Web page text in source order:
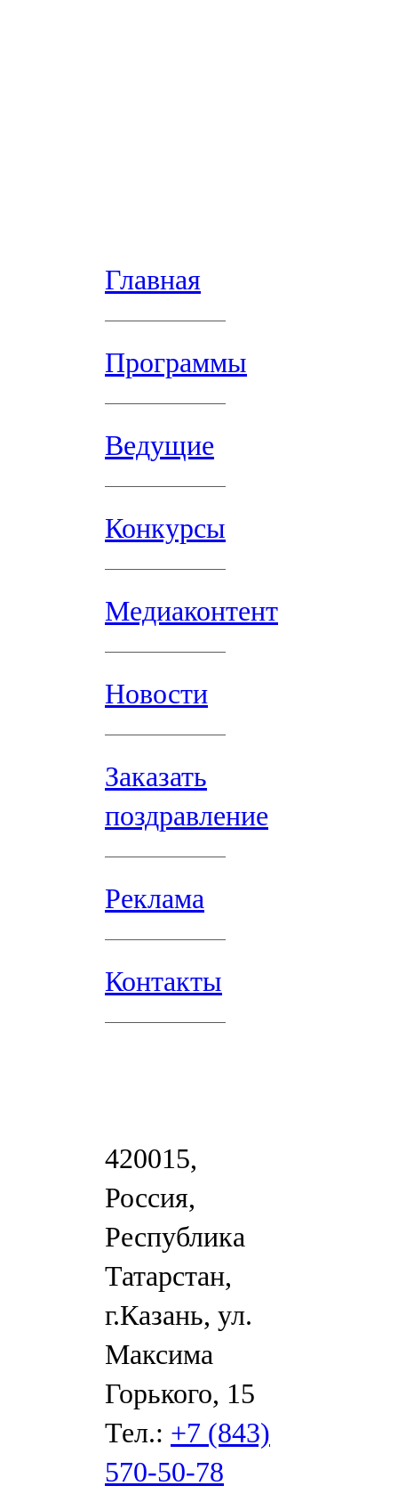
Главная
Программы
Ведущие
Конкурсы
Медиаконтент
Новости
Заказать
поздравление
Реклама
Контакты
420015,
Россия,
Республика
Татарстан,
г.Казань, ул.
Максима
Горького, 15
Тел.: +7 (843)
570-50-78